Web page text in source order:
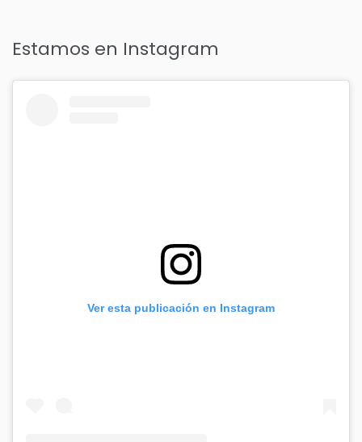
Estamos en Instagram
Ver esta publicación en Instagram